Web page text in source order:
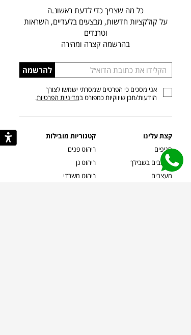
כל מה שצריך כדי לדעת ראשונ.ה
על קולקציות חדשות, מבצעים בלעדיים, השראות
וטרנדים
בהרשמה קצרה ומהירה
הכניסו
כתובת
דוא”ל
להרשמה
אני מסכים כי הפרטים שמסרתי ישמשו לצורך
הודעות/תכן שיווקיות כמפורט במדיניות הפרטיות.
קצת עלינו
סניפים
מעצבים בשבילך
מעצבים
קטגוריות מובילות
ריהוט פנים
ריהוט גן
ריהוט משרדי